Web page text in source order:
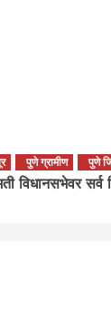
पुणे ग्रामीण पुणे
विधानसभेवर सर्व